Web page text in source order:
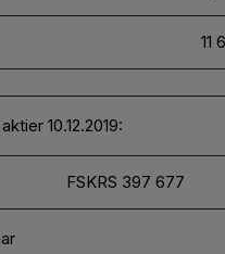
11
10.12.2019:
FSKRS 397 677